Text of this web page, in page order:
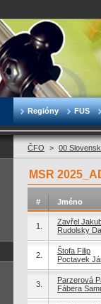
Regióny FUS
ČFO > 00
MSR
# Jméno
1.
Zavřel
Rudolsky
2.
Štofa Filip
Poctavek
3.
Parzerová
Fábera